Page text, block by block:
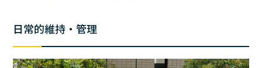
日常的維持・管理